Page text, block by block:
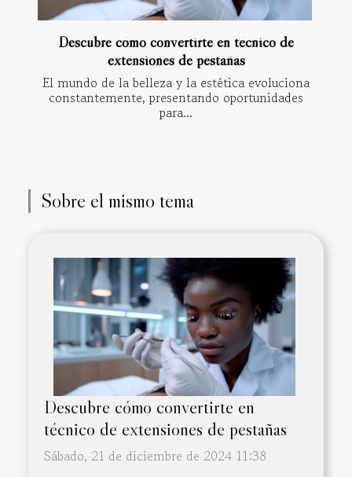
Descubre cómo convertirte en técnico de
extensiones de pestañas
El mundo de la belleza y la estética evoluciona
constantemente, presentando oportunidades
para...
Sobre el mismo tema
Descubre cómo convertirte en
técnico de extensiones de pestañas
Sábado, 21 de diciembre de 2024 11:38